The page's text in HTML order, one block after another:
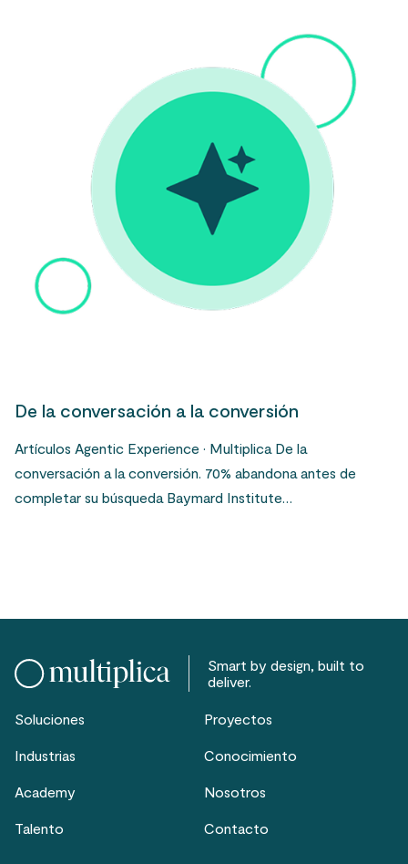
De la conversación a la conversión
Artículos Agentic Experience · Multiplica De la
conversación a la conversión. 70% abandona antes de
completar su búsqueda Baymard Institute…
Smart by design, built to
deliver.
Soluciones Proyectos
Industrias Conocimiento
Academy Nosotros
Talento Contacto